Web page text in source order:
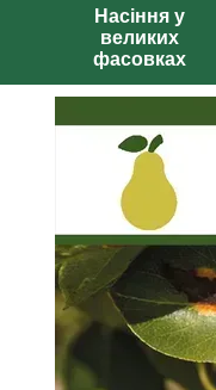
Насіння у
великих
фасовках